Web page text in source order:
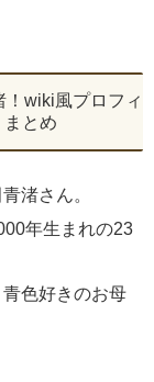
wiki風プロフィ
とめ
渚さん。
年生まれの23
色好きのお母